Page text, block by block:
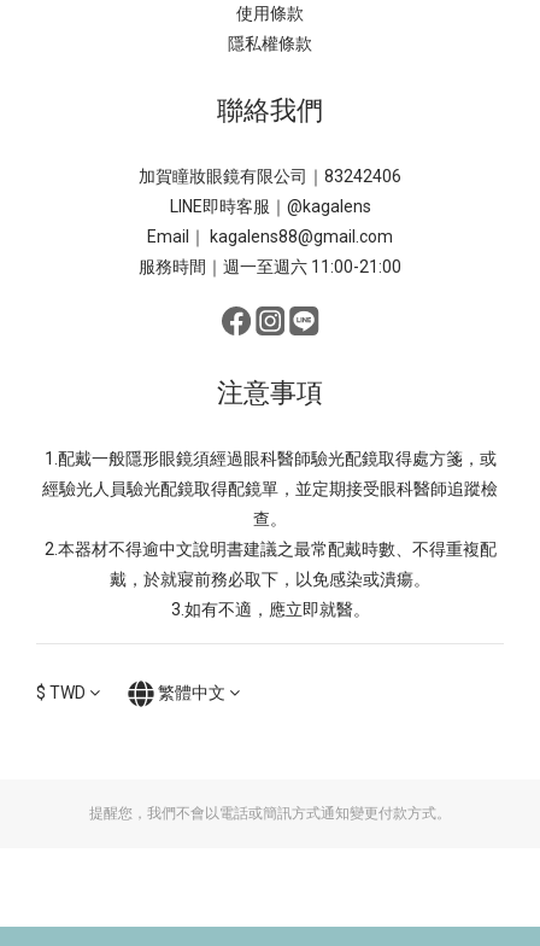
使用條款
隱私權條款
聯絡我們
加賀瞳妝眼鏡有限公司｜83242406
LINE即時客服｜ @kagalens
Email｜ kagalens88@gmail.com
服務時間｜週一至週六 11:00-21:00
注意事項
1.配戴一般隱形眼鏡須經過眼科醫師驗光配鏡取得處方箋，或
經驗光人員驗光配鏡取得配鏡單，並定期接受眼科醫師追蹤檢
查。
2.本器材不得逾中文說明書建議之最常配戴時數、不得重複配
戴，於就寢前務必取下，以免感染或潰瘍。
3.如有不適，應立即就醫。
$ TWD 繁體中文
提醒您，我們不會以電話或簡訊方式通知變更付款方式。